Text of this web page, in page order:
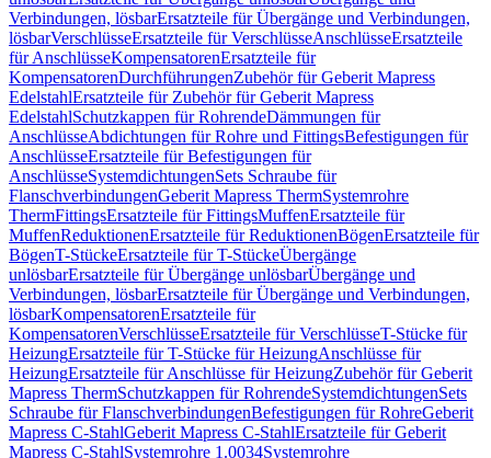
Verbindungen, lösbarErsatzteile für Übergänge und Verbindungen,
lösbarVerschlüsseErsatzteile für VerschlüsseAnschlüsseErsatzteile
für AnschlüsseKompensatorenErsatzteile für
KompensatorenDurchführungenZubehör für Geberit Mapress
EdelstahlErsatzteile für Zubehör für Geberit Mapress
EdelstahlSchutzkappen für RohrendeDämmungen für
AnschlüsseAbdichtungen für Rohre und FittingsBefestigungen für
AnschlüsseErsatzteile für Befestigungen für
AnschlüsseSystemdichtungenSets Schraube für
FlanschverbindungenGeberit Mapress ThermSystemrohre
ThermFittingsErsatzteile für FittingsMuffenErsatzteile für
MuffenReduktionenErsatzteile für ReduktionenBögenErsatzteile für
BögenT-StückeErsatzteile für T-StückeÜbergänge
unlösbarErsatzteile für Übergänge unlösbarÜbergänge und
Verbindungen, lösbarErsatzteile für Übergänge und Verbindungen,
lösbarKompensatorenErsatzteile für
KompensatorenVerschlüsseErsatzteile für VerschlüsseT-Stücke für
HeizungErsatzteile für T-Stücke für HeizungAnschlüsse für
HeizungErsatzteile für Anschlüsse für HeizungZubehör für Geberit
Mapress ThermSchutzkappen für RohrendeSystemdichtungenSets
Schraube für FlanschverbindungenBefestigungen für RohreGeberit
Mapress C-StahlGeberit Mapress C-StahlErsatzteile für Geberit
Mapress C-StahlSystemrohre 1.0034Systemrohre